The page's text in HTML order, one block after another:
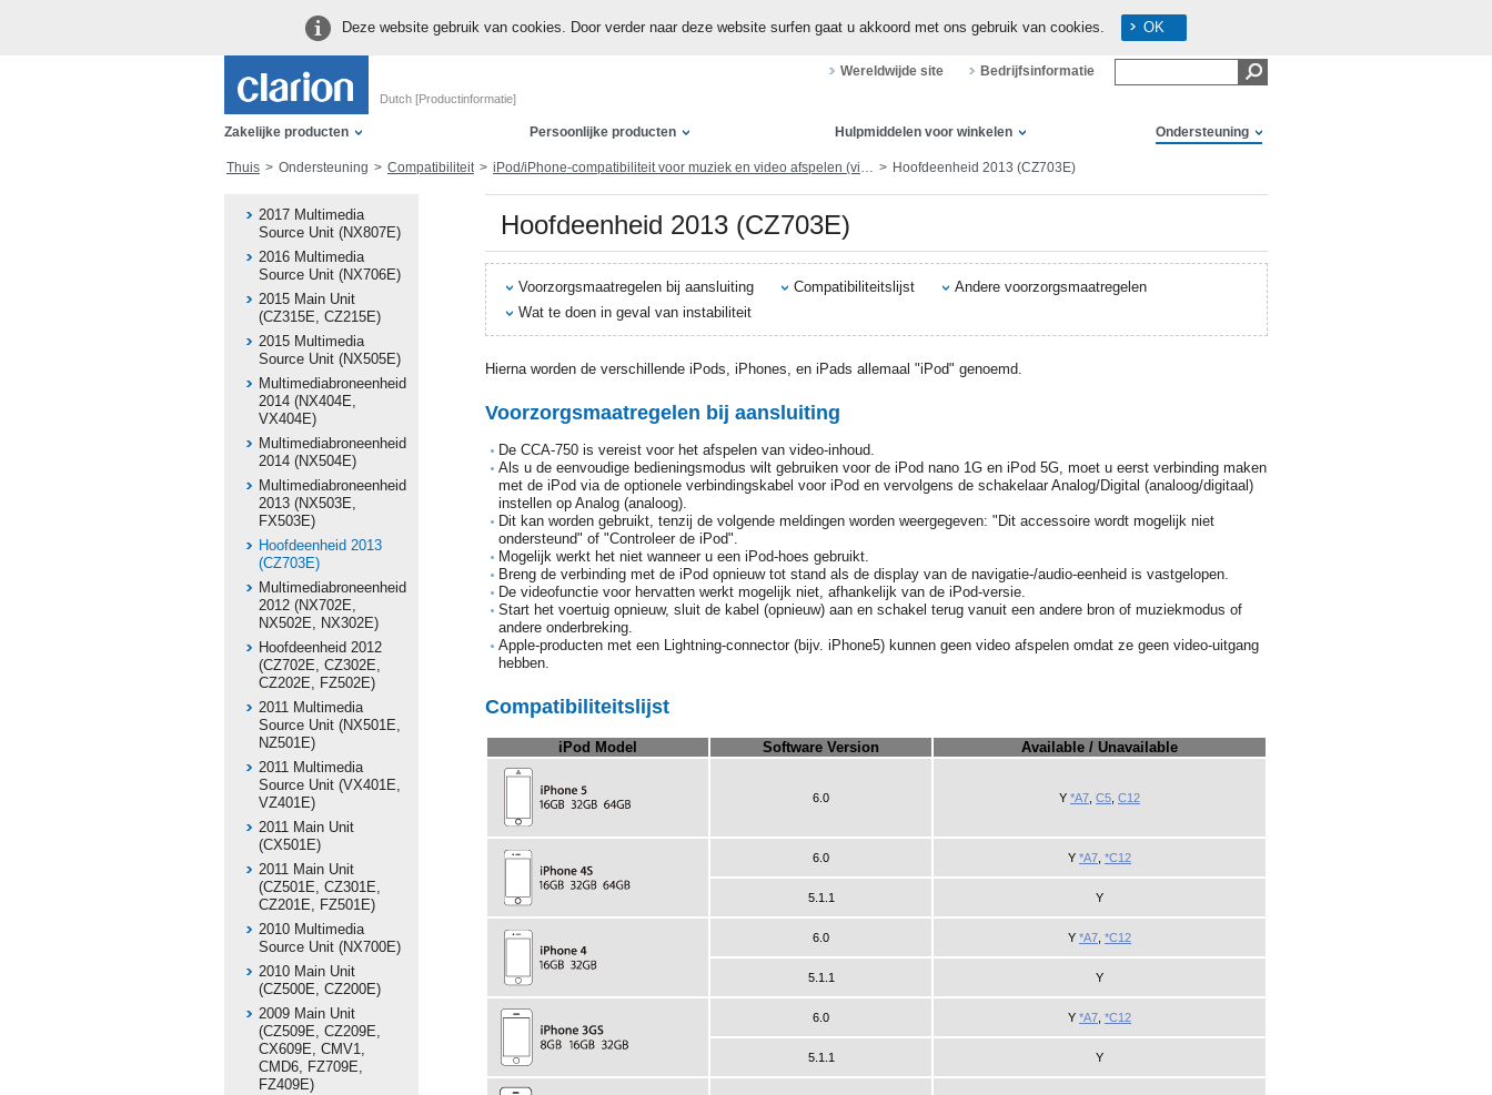
Deze website gebruik van cookies. Door verder naar deze website surfen gaat u akkoord met ons gebruik van cookies. OK
Dutch [Productinformatie]
Wereldwijde site Bedrijfsinformatie
Zakelijke producten Persoonlijke producten Hulpmiddelen voor winkelen Ondersteuning
Thuis Ondersteuning Compatibiliteit iPod/iPhone-compatibiliteit voor muziek en video afspelen (via dock-connector of Lightning) Hoofdeenheid 2013 (CZ703E)
2017 Multimedia
Source Unit (NX807E)
2016 Multimedia
Source Unit (NX706E)
2015 Main Unit
(CZ315E, CZ215E)
2015 Multimedia
Source Unit (NX505E)
Multimediabroneenheid
2014 (NX404E,
VX404E)
Multimediabroneenheid
2014 (NX504E)
Multimediabroneenheid
2013 (NX503E,
FX503E)
Hoofdeenheid 2013
(CZ703E)
Multimediabroneenheid
2012 (NX702E,
NX502E, NX302E)
Hoofdeenheid 2012
(CZ702E, CZ302E,
CZ202E, FZ502E)
2011 Multimedia
Source Unit (NX501E,
NZ501E)
2011 Multimedia
Source Unit (VX401E,
VZ401E)
2011 Main Unit
(CX501E)
2011 Main Unit
(CZ501E, CZ301E,
CZ201E, FZ501E)
2010 Multimedia
Source Unit (NX700E)
2010 Main Unit
(CZ500E, CZ200E)
2009 Main Unit
(CZ509E, CZ209E,
CX609E, CMV1,
CMD6, FZ709E,
FZ409E)
Hoofdeenheid 2013 (CZ703E)
Voorzorgsmaatregelen bij aansluiting Compatibiliteitslijst
Andere voorzorgsmaatregelen
Wat te doen in geval van instabiliteit
Hierna worden de verschillende iPods, iPhones, en iPads allemaal "iPod" genoemd.
Voorzorgsmaatregelen bij aansluiting
De CCA-750 is vereist voor het afspelen van video-inhoud.
Als u de eenvoudige bedieningsmodus wilt gebruiken voor de iPod nano 1G en iPod 5G, moet u eerst verbinding maken
met de iPod via de optionele verbindingskabel voor iPod en vervolgens de schakelaar Analog/Digital (analoog/digitaal)
instellen op Analog (analoog).
Dit kan worden gebruikt, tenzij de volgende meldingen worden weergegeven: "Dit accessoire wordt mogelijk niet
ondersteund" of "Controleer de iPod".
Mogelijk werkt het niet wanneer u een iPod-hoes gebruikt.
Breng de verbinding met de iPod opnieuw tot stand als de display van de navigatie-/audio-eenheid is vastgelopen.
De videofunctie voor hervatten werkt mogelijk niet, afhankelijk van de iPod-versie.
Start het voertuig opnieuw, sluit de kabel (opnieuw) aan en schakel terug vanuit een andere bron of muziekmodus of
andere onderbreking.
Apple-producten met een Lightning-connector (bijv. iPhone5) kunnen geen video afspelen omdat ze geen video-uitgang
hebben.
Compatibiliteitslijst